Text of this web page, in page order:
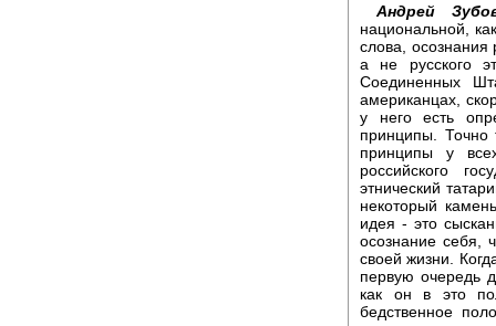
Андрей
национальной,
слова, осознания
а не русского
Соединенных
американцах,
у него есть
принципы. Точно
принципы у
российского
этнический
некоторый
идея - это
осознание себя,
своей жизни.
первую очередь
как он в это
бедственное